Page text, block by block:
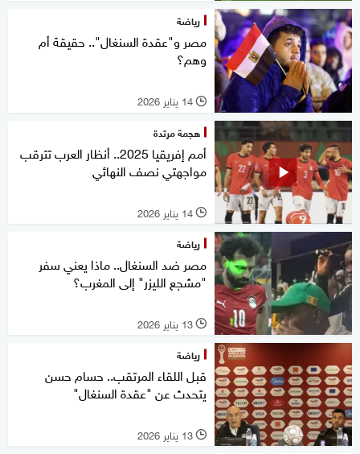
رياضة
مصر و"عقدة السنغال".. حقيقة أم
وهم؟
l 14 يناير 2026
هجمة مرتدة
أمم إفريقيا 2025.. أنظار العرب تترقب
مواجهتي نصف النهائي
l 14 يناير 2026
رياضة
مصر ضد السنغال.. ماذا يعني سفر
"مشجع الليزر" إلى المغرب؟
l 13 يناير 2026
رياضة
قبل اللقاء المرتقب.. حسام حسن
يتحدث عن "عقدة السنغال"
l 13 يناير 2026